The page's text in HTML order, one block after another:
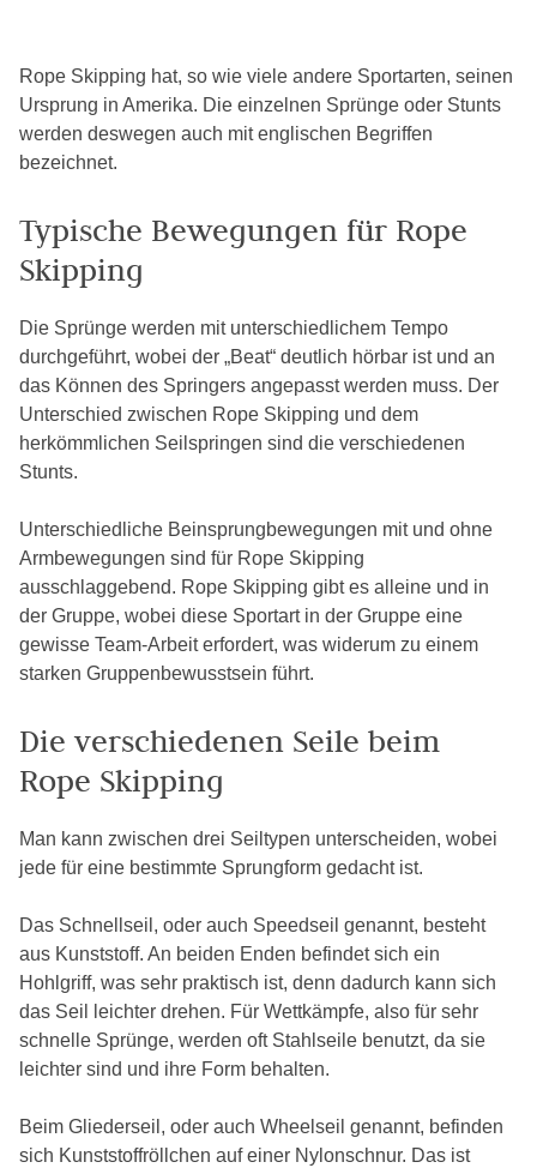
Rope Skipping hat, so wie viele andere Sportarten, seinen
Ursprung in Amerika. Die einzelnen Sprünge oder Stunts
werden deswegen auch mit englischen Begriffen
bezeichnet.
Typische Bewegungen für Rope
Skipping
Die Sprünge werden mit unterschiedlichem Tempo
durchgeführt, wobei der „Beat“ deutlich hörbar ist und an
das Können des Springers angepasst werden muss. Der
Unterschied zwischen Rope Skipping und dem
herkömmlichen Seilspringen sind die verschiedenen
Stunts.
Unterschiedliche Beinsprungbewegungen mit und ohne
Armbewegungen sind für Rope Skipping
ausschlaggebend. Rope Skipping gibt es alleine und in
der Gruppe, wobei diese Sportart in der Gruppe eine
gewisse Team-Arbeit erfordert, was widerum zu einem
starken Gruppenbewusstsein führt.
Die verschiedenen Seile beim
Rope Skipping
Man kann zwischen drei Seiltypen unterscheiden, wobei
jede für eine bestimmte Sprungform gedacht ist.
Das Schnellseil, oder auch Speedseil genannt, besteht
aus Kunststoff. An beiden Enden befindet sich ein
Hohlgriff, was sehr praktisch ist, denn dadurch kann sich
das Seil leichter drehen. Für Wettkämpfe, also für sehr
schnelle Sprünge, werden oft Stahlseile benutzt, da sie
leichter sind und ihre Form behalten.
Beim Gliederseil, oder auch Wheelseil genannt, befinden
sich Kunststoffröllchen auf einer Nylonschnur. Das ist